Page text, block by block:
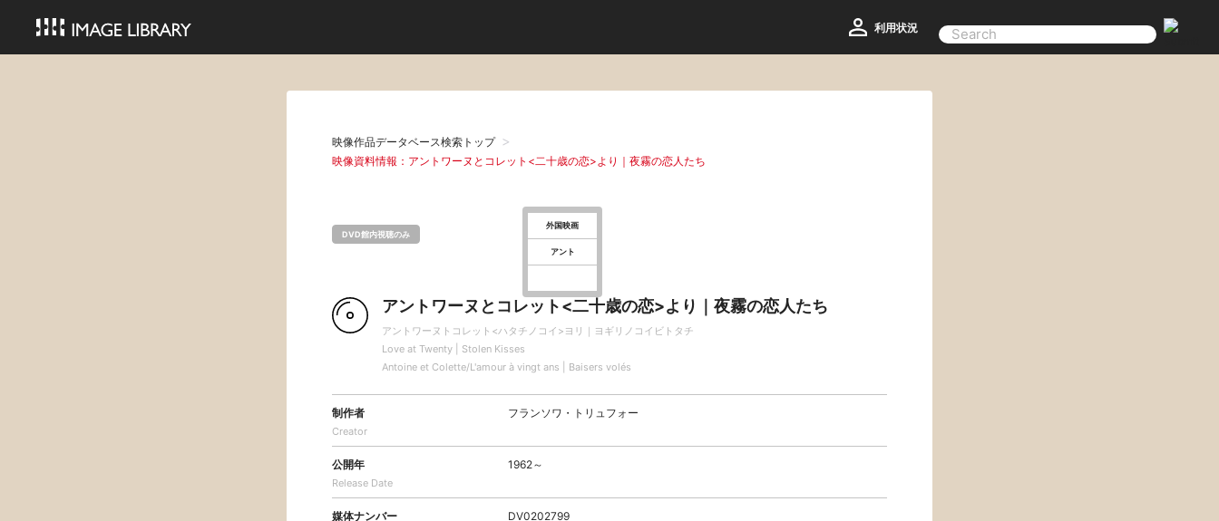
利用状況
映像作品データベース検索トップ
映像資料情報：アントワーヌとコレット<二十歳の恋>より｜夜霧の恋人たち
DVD館内視聴のみ
外国映画
アント
アントワーヌとコレット<二十歳の恋>より｜夜霧の恋人たち
アントワーヌトコレット<ハタチノコイ>ヨリ｜ヨギリノコイビトタチ
Love at Twenty | Stolen Kisses
Antoine et Colette/L'amour à vingt ans | Baisers volés
制作者
Creator
フランソワ・トリュフォー
公開年
Release Date
1962～
媒体ナンバー DV0202799